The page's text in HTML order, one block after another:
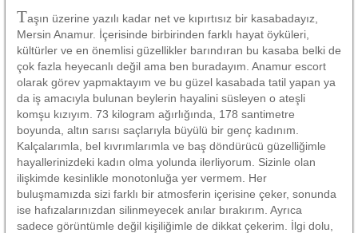
Taşın üzerine yazılı kadar net ve kıpırtısız bir kasabadayız,
Mersin Anamur. İçerisinde birbirinden farklı hayat öyküleri,
kültürler ve en önemlisi güzellikler barındıran bu kasaba belki de
çok fazla heyecanlı değil ama ben buradayım. Anamur escort
olarak görev yapmaktayım ve bu güzel kasabada tatil yapan ya
da iş amacıyla bulunan beylerin hayalini süsleyen o ateşli
komşu kızıyım. 73 kilogram ağırlığında, 178 santimetre
boyunda, altın sarısı saçlarıyla büyülü bir genç kadınım.
Kalçalarımla, bel kıvrımlarımla ve baş döndürücü güzelliğimle
hayallerinizdeki kadın olma yolunda ilerliyorum. Sizinle olan
ilişkimde kesinlikle monotonluğa yer vermem. Her
buluşmamızda sizi farklı bir atmosferin içerisine çeker, sonunda
ise hafızalarınızdan silinmeyecek anılar bırakırım. Ayrıca
sadece görüntümle değil kişiliğimle de dikkat çekerim. İlgi dolu,